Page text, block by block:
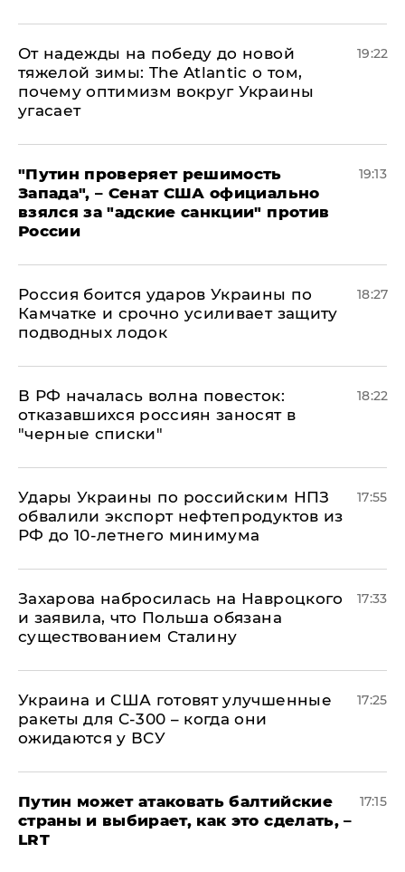
От надежды на победу до новой
тяжелой зимы: The Atlantic о том,
почему оптимизм вокруг Украины
угасает
19:22
"Путин проверяет решимость
Запада", – Сенат США официально
взялся за "адские санкции" против
России
19:13
Россия боится ударов Украины по
Камчатке и срочно усиливает защиту
подводных лодок
18:27
​В РФ началась волна повесток:
отказавшихся россиян заносят в
"черные списки"
18:22
Удары Украины по российским НПЗ
обвалили экспорт нефтепродуктов из
РФ до 10-летнего минимума
17:55
​Захарова набросилась на Навроцкого
и заявила, что Польша обязана
существованием Сталину
17:33
Украина и США готовят улучшенные
ракеты для С-300 – когда они
ожидаются у ВСУ
17:25
Путин может атаковать балтийские
страны и выбирает, как это сделать, –
LRT
17:15